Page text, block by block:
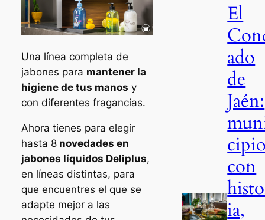
Una línea completa de
jabones para mantener la
higiene de tus manos y
con diferentes fragancias.
Ahora tienes para elegir
hasta 8novedades en
jabones líquidos Deliplus,
en líneas distintas, para
que encuentres el que se
adapte mejor a las
El
ado
de
Jaén:
con
ia,